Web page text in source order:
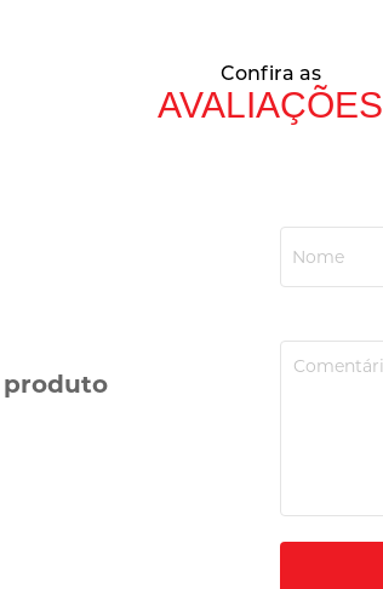
Confira as
AVALIAÇÕES
produto